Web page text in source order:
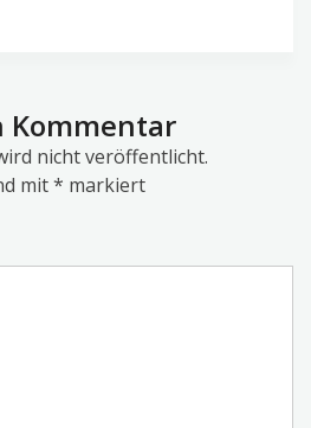
Kommentar
nicht veröffentlicht.
mit* markiert